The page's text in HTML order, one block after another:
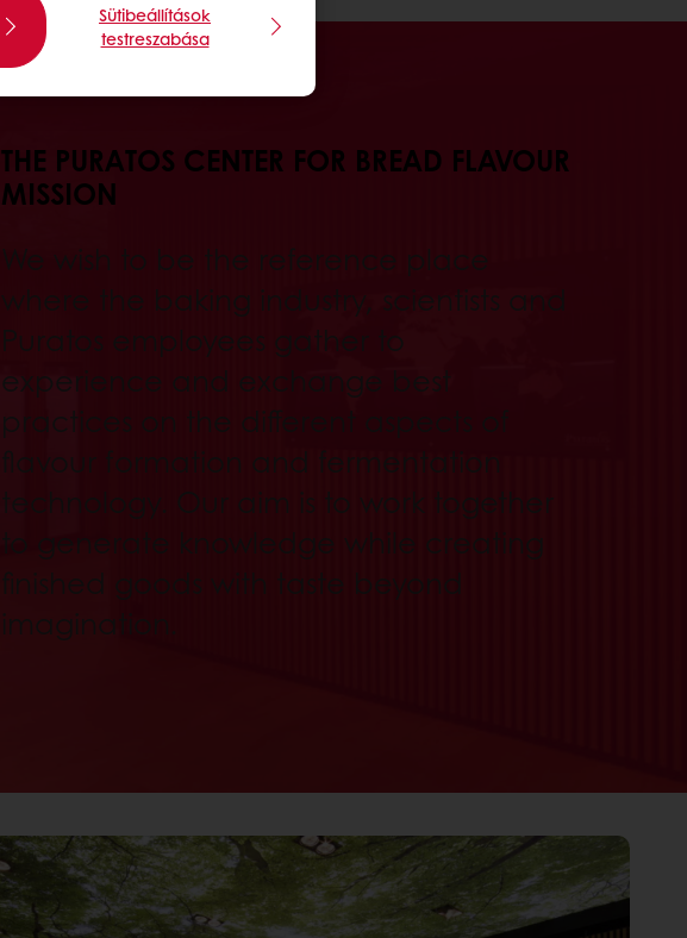
THE PURATOS CENTER FOR BREAD FLAVOUR
MISSION
We wish to be the reference place
where the baking industry, scientists and
Puratos employees gather to
experience and exchange best
practices on the different aspects of
flavour formation and fermentation
technology. Our aim is to work together
to generate knowledge while creating
finished goods with taste beyond
imagination.
Sütibeállítások
testreszabása